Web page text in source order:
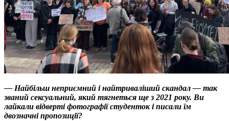
— Найбільш неприємний і найтриваліший скандал — так
званий сексуальний, який тягнеться ще з 2021 року. Ви
лайкали відверті фотографії студенток і писали їм
двозначні пропозиції?